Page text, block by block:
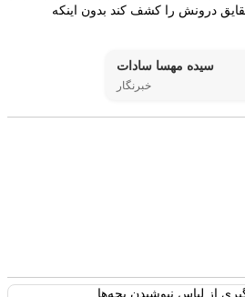
درونش را کشف کند بدون اینکه
سیده مهسا سادات
خبرنگار